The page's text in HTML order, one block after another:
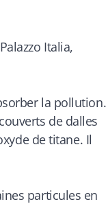
Italia,
la pollution.
de dalles
de titane. Il
particules en